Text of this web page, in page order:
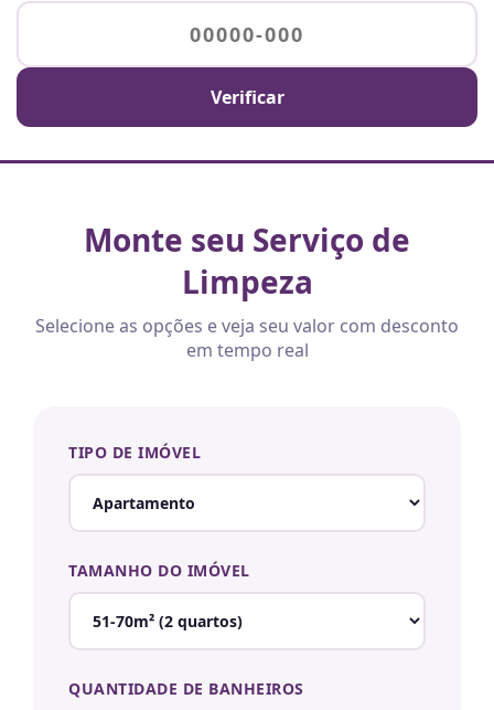
Verificar
Monte seu Serviço de
Limpeza
Selecione as opções e veja seu valor com desconto
em tempo real
TIPO DE IMÓVEL
TAMANHO DO IMÓVEL
QUANTIDADE DE BANHEIROS